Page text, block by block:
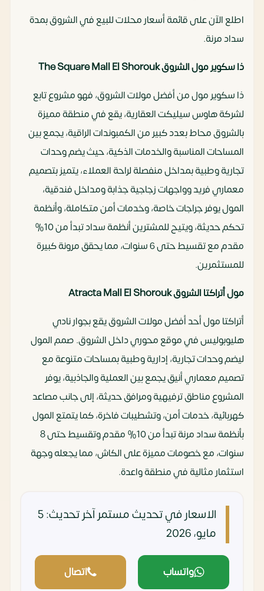
اطلع الآن على قائمة أسعار محلات للبيع في الشروق بمدة
سداد مرنة.
ذا سكوير مول الشروق The Square Mall El Shorouk
ذا سكوير مول من أفضل مولات الشروق، فهو مشروع تابع
لشركة هاوس سيليكت العقارية، يقع في منطقة مميزة
بالشروق محاط بعدد كبير من الكمبوندات الراقية، يجمع بين
المساحات المناسبة والخدمات الذكية، حيث يضم وحدات
تجارية وطبية بمداخل منفصلة لراحة العملاء، يتميز بتصميم
معماري فريد وواجهات زجاجية جذابة ومداخل فندقية،
المول يوفر جراجات خاصة، وخدمات أمن متكاملة، وأنظمة
تحكم حديثة، ويتيح للمشترين أنظمة سداد تبدأ من 10%
مقدم مع تقسيط حتى 6 سنوات، مما يحقق مرونة كبيرة
للمستثمرين.
مول أتراكتا الشروق Atracta Mall El Shorouk
أتراكتا مول أحد أفضل مولات الشروق يقع بجوار نادي
هليوبوليس في موقع محوري داخل الشروق. صمم المول
ليضم وحدات تجارية، إدارية وطبية بمساحات متنوعة مع
تصميم معماري أنيق يجمع بين العملية والجاذبية، يوفر
المشروع مناطق ترفيهية ومرافق حديثة، إلى جانب مصاعد
كهربائية، خدمات أمن، وتشطيبات فاخرة، كما يتمتع المول
بأنظمة سداد مرنة تبدأ من 10% مقدم وتقسيط حتى 8
سنوات، مع خصومات مميزة على الكاش، مما يجعله وجهة
استثمار مثالية في منطقة واعدة.
الاسعار في تحديث مستمر
آخر تحديث: 5
مايو، 2026
واتساب اتصال